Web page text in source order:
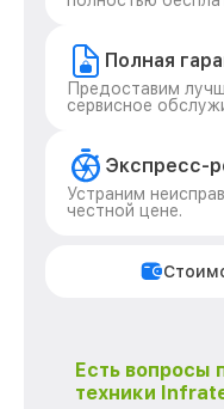
Полная
Предоставим
сервисное
Экспресс-
Устраним
честной цене.
Есть вопросы
техники